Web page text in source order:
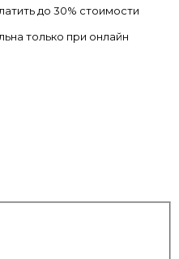
до 30% стоимости
только при онлайн